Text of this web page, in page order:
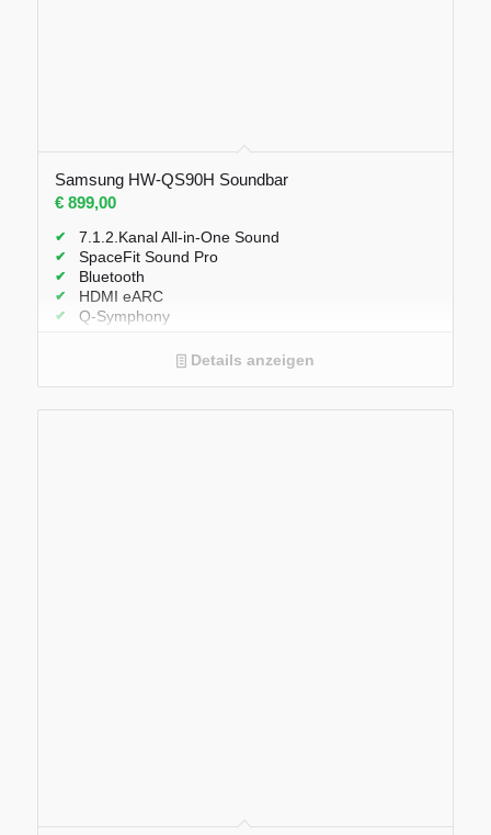
Samsung HW-QS90H Soundbar
€899,00
7.1.2.Kanal All-in-One Sound
SpaceFit Sound Pro
Bluetooth
HDMI eARC
Q-Symphony
Voice Enhance ModeDetails anzeigen